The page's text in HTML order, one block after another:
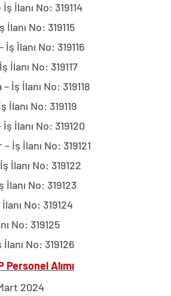
İlanı No: 319114
No: 319115
İlanı No: 319116
İlanı No: 319117
İş İlanı No: 319118
İlanı No: 319119
İlanı No: 319120
İş İlanı No: 319121
İlanı No: 319122
İlanı No: 319123
No: 319124
No: 319125
No: 319126
Personel Alımı
2024